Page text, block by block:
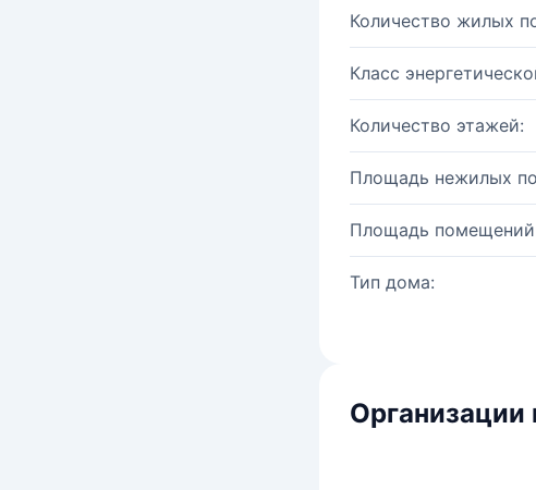
Количество жилых
Класс
Количество этажей:
Площадь нежилых
Площадь
Тип дома:
Организации